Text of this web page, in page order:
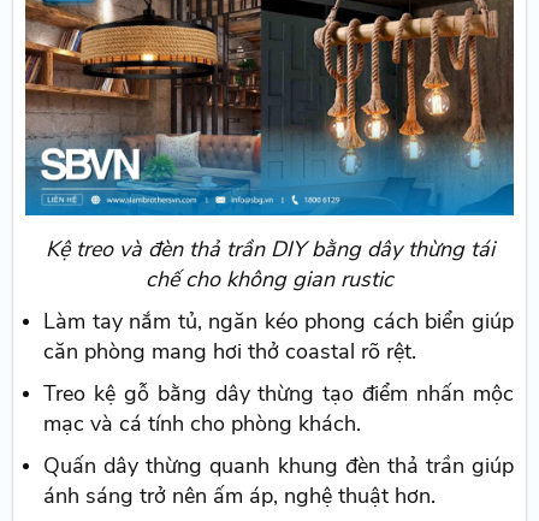
Kệ treo và đèn thả trần DIY bằng dây thừng tái
chế cho không gian rustic
Làm tay nắm tủ, ngăn kéo phong cách biển giúp
căn phòng mang hơi thở coastal rõ rệt.
Treo kệ gỗ bằng dây thừng tạo điểm nhấn mộc
mạc và cá tính cho phòng khách.
Quấn dây thừng quanh khung đèn thả trần giúp
ánh sáng trở nên ấm áp, nghệ thuật hơn.